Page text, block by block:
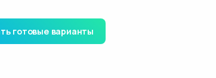
готовые варианты